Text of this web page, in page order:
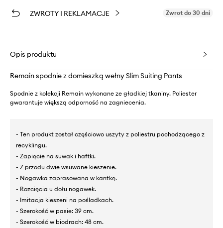
ZWROTY I REKLAMACJE Zwrot do 30 dni
Opis produktu
Remain spodnie z domieszką wełny Slim Suiting Pants
Spodnie z kolekcji Remain wykonane ze gładkiej tkaniny. Poliester
gwarantuje większą odporność na zagniecenia.
- Ten produkt został częściowo uszyty z poliestru pochodzącego z
recyklingu.
- Zapięcie na suwak i haftki.
- Z przodu dwie wsuwane kieszenie.
- Nogawka zaprasowana w kantkę.
- Rozcięcia u dołu nogawek.
- Imitacja kieszeni na pośladkach.
- Szerokość w pasie: 39 cm.
- Szerokość w biodrach: 48 cm.